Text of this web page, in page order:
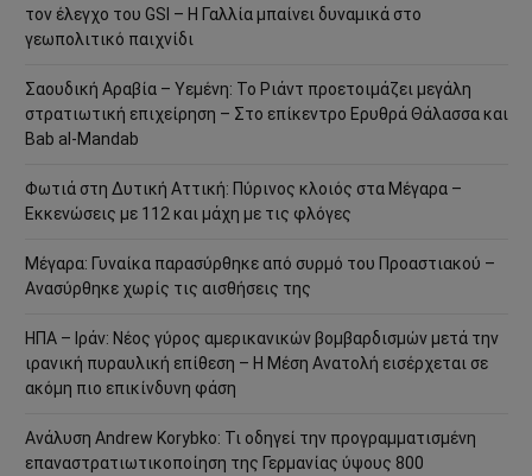
τον έλεγχο του GSI – Η Γαλλία μπαίνει δυναμικά στο
γεωπολιτικό παιχνίδι
Σαουδική Αραβία – Υεμένη: Το Ριάντ προετοιμάζει μεγάλη
στρατιωτική επιχείρηση – Στο επίκεντρο Ερυθρά Θάλασσα και
Bab al-Mandab
Φωτιά στη Δυτική Αττική: Πύρινος κλοιός στα Μέγαρα –
Εκκενώσεις με 112 και μάχη με τις φλόγες
Μέγαρα: Γυναίκα παρασύρθηκε από συρμό του Προαστιακού –
Ανασύρθηκε χωρίς τις αισθήσεις της
ΗΠΑ – Ιράν: Νέος γύρος αμερικανικών βομβαρδισμών μετά την
ιρανική πυραυλική επίθεση – Η Μέση Ανατολή εισέρχεται σε
ακόμη πιο επικίνδυνη φάση
Ανάλυση Andrew Korybko: Τι οδηγεί την προγραμματισμένη
επαναστρατιωτικοποίηση της Γερμανίας ύψους 800